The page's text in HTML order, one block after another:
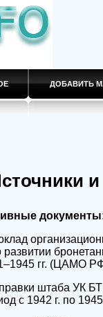
ДОБАВИТЬ
развитии
гг. (ЦАМО
штаба УК БТ
с 1942 г. по